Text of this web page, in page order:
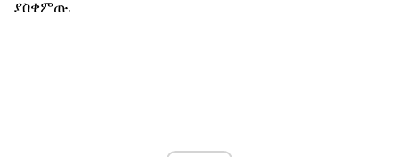
ያስቀምጡ.